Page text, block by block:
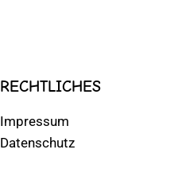
RECHTLICHES
Impressum
Datenschutz